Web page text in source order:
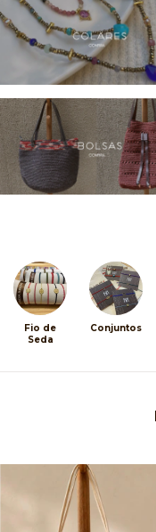
Fio de
Seda
Conjuntos